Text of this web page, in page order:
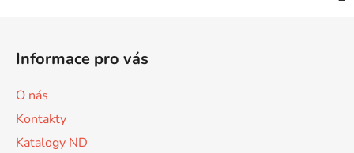
Informace pro vás
O nás
Kontakty
Katalogy ND